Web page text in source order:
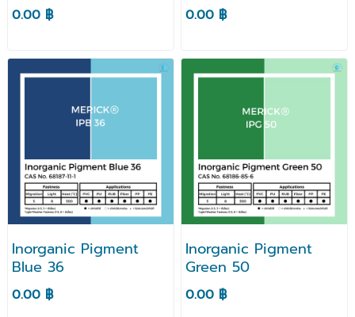
0.00 ฿ 0.00 ฿
Inorganic Pigment
Blue 36
0.00 ฿
Inorganic Pigment
Green 50
0.00 ฿